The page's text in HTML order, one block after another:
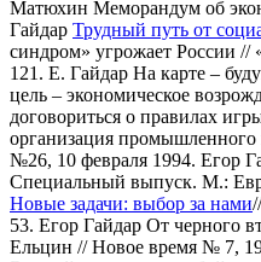
Матюхин Меморандум об
Гайдар Трудный путь от
синдром» угрожает России //
121. Е. Гайдар На карте –
цель – экономическое
договориться о правилах
организация
№26, 10 февраля 1994. Егор
Специальный выпуск. М.:
Новые задачи: выбор за нами
53. Егор Гайдар От черного
Ельцин // Новое время № 7,